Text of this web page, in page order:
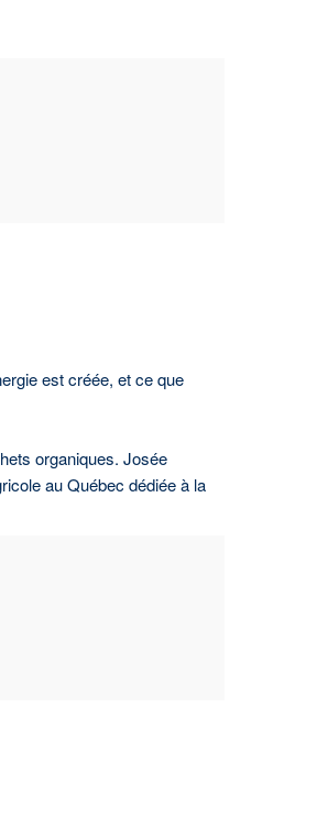
est créée, et ce que
organiques. Josée
au Québec dédiée à la